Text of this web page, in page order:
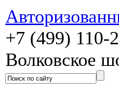
+7 (499) 110-
Волковское